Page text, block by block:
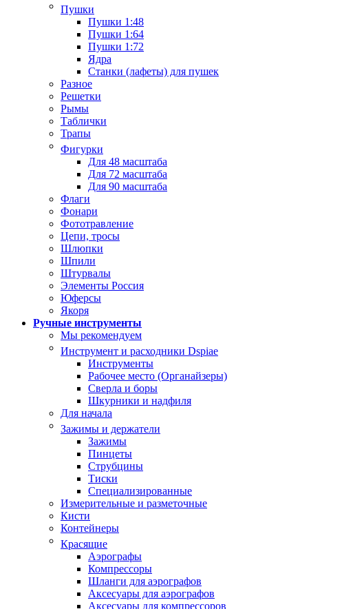
Пушки
Пушки 1:48
Пушки 1:64
Пушки 1:72
Ядра
Станки (лафеты) для пушек
Разное
Решетки
Рымы
Таблички
Трапы
Фигурки
Для 48 масштаба
Для 72 масштаба
Для 90 масштаба
Флаги
Фонари
Фототравление
Цепи, тросы
Шлюпки
Шпили
Штурвалы
Элементы Россия
Юферсы
Якоря
Ручные инструменты
Мы рекомендуем
Инструмент и расходники Dspiae
Инструменты
Рабочее место (Органайзеры)
Сверла и боры
Шкурники и надфиля
Для начала
Зажимы и держатели
Зажимы
Пинцеты
Струбцины
Тиски
Специализированные
Измерительные и разметочные
Кисти
Контейнеры
Красящие
Аэрографы
Компрессоры
Шланги для аэрографов
Аксесуары для аэрографов
Аксесуары для компрессоров